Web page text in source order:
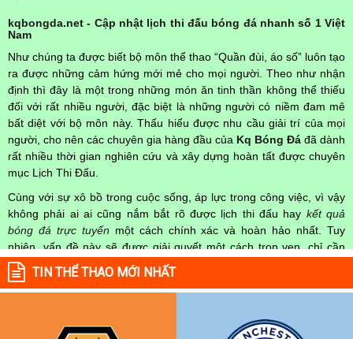
kqbongda.net - Cập nhật lịch thi đấu bóng đá nhanh số 1 Việt
Nam
Như chúng ta được biết bộ môn thể thao “Quần đùi, áo số” luôn tạo
ra được những cảm hứng mới mẻ cho mọi người. Theo như nhận
định thì đây là một trong những món ăn tinh thần không thể thiếu
đối với rất nhiều người, đặc biệt là những người có niềm đam mê
bất diệt với bộ môn này. Thấu hiểu được nhu cầu giải trí của mọi
người, cho nên các chuyên gia hàng đầu của Kq Bóng Đá đã dành
rất nhiều thời gian nghiên cứu và xây dựng hoàn tất được chuyên
mục Lịch Thi Đấu.
Cùng với sự xô bồ trong cuộc sống, áp lực trong công việc, vì vậy
không phải ai ai cũng nắm bắt rõ được lịch thi đấu hay kết quả
bóng đá trực tuyến một cách chính xác và hoàn hảo nhất. Tuy
nhiên, vấn đề này sẽ được giải quyết một cách trọn vẹn, chỉ cần
truy cập vào chuyên mục
Lịch Thi Đấu
mọi người hoàn toàn nắm rõ được chính xác về thời gian các trận
đấu bóng đá Việt Nam hay trên Thế giới diễn ra trong thời gian sắp
cả 2 đội tuyển bóng đá đang đạt được.
TIN THỂ THAO MỚI NHẤT